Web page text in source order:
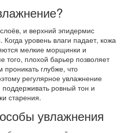
и верхний эпидермис
уровень влаги падает, кожа
мелкие морщинки и
того, плохой барьер позволяет
проникать глубже, что
регулярное увлажнение
ровный тон и
старения.
увлажнения